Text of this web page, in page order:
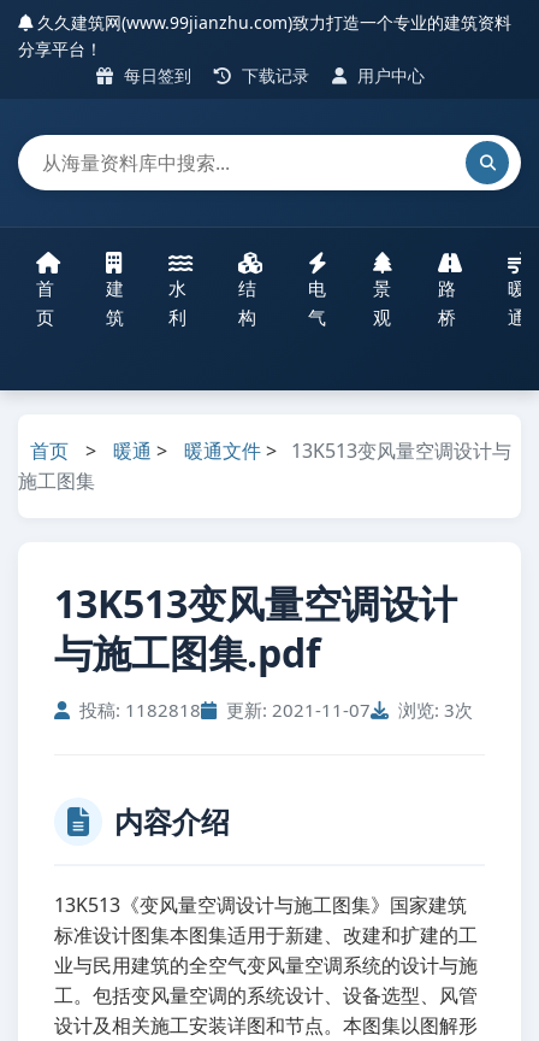
久久建筑网(www.99jianzhu.com)致力打造一个专业的建筑资料
分享平台！
每日签到
下载记录 用户中心
首
页
建
筑
水
利
结
构
电
气
景
观
路
桥
暖
通
首页 > 暖通 > 暖通文件> 13K513变风量空调设计与
施工图集
13K513变风量空调设计
与施工图集.pdf
投稿: 1182818 更新: 2021-11-07 浏览: 3次
内容介绍
13K513《变风量空调设计与施工图集》国家建筑
标准设计图集本图集适用于新建、改建和扩建的工
业与民用建筑的全空气变风量空调系统的设计与施
工。包括变风量空调的系统设计、设备选型、风管
设计及相关施工安装详图和节点。本图集以图解形